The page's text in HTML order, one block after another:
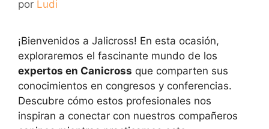
por Ludi
¡Bienvenidos a Jalicross! En esta ocasión,
exploraremos el fascinante mundo de los
expertos en Canicross que comparten sus
conocimientos en congresos y conferencias.
Descubre cómo estos profesionales nos
inspiran a conectar con nuestros compañeros